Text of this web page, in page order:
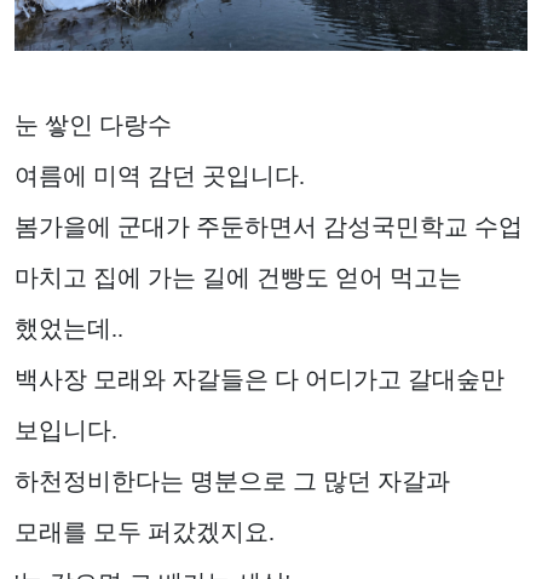
눈 쌓인 다랑수
여름에 미역 감던 곳입니다.
봄가을에 군대가 주둔하면서 감성국민학교 수업
마치고 집에 가는 길에 건빵도 얻어 먹고는
했었는데..
백사장 모래와 자갈들은 다 어디가고 갈대숲만
보입니다.
하천정비한다는 명분으로 그 많던 자갈과
모래를 모두 퍼갔겠지요.